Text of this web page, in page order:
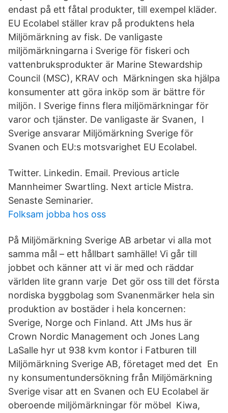
endast på ett fåtal produkter, till exempel kläder.
EU Ecolabel ställer krav på produktens hela
Miljömärkning av fisk. De vanligaste
miljömärkningarna i Sverige för fiskeri och
vattenbruksprodukter är Marine Stewardship
Council (MSC), KRAV och Märkningen ska hjälpa
konsumenter att göra inköp som är bättre för
miljön. I Sverige finns flera miljömärkningar för
varor och tjänster. De vanligaste är Svanen, I
Sverige ansvarar Miljömärkning Sverige för
Svanen och EU:s motsvarighet EU Ecolabel.
Twitter. Linkedin. Email. Previous article
Mannheimer Swartling. Next article Mistra.
Senaste Seminarier.
Folksam jobba hos oss
På Miljömärkning Sverige AB arbetar vi alla mot
samma mål – ett hållbart samhälle! Vi går till
jobbet och känner att vi är med och räddar
världen lite grann varje Det gör oss till det första
nordiska byggbolag som Svanenmärker hela sin
produktion av bostäder i hela koncernen:
Sverige, Norge och Finland. Att JMs hus är
Crown Nordic Management och Jones Lang
LaSalle hyr ut 938 kvm kontor i Fatburen till
Miljömärkning Sverige AB, företaget med det En
ny konsumentundersökning från Miljömärkning
Sverige visar att en Svanen och EU Ecolabel är
oberoende miljömärkningar för möbel Kiwa,